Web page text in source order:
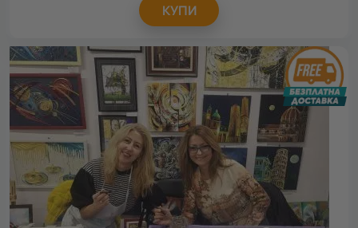
КУПИ